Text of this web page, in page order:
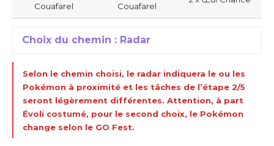
Couafarel
Couafarel
Choix du chemin : Radar
Selon le chemin choisi, le radar indiquera le ou les
Pokémon à proximité et les tâches de l’étape 2/5
seront légèrement différentes. Attention, à part
Évoli costumé, pour le second choix, le Pokémon
change selon le GO Fest.